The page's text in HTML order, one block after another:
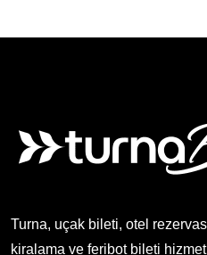
Turna, uçak bileti, otel
kiralama ve feribot bileti